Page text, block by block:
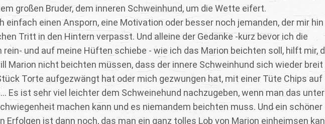
großen Bruder, dem inneren Schweinhund, um die Wette eifert.
einfach einen Ansporn, eine Motivation oder besser noch jemanden, der mir hin
Tritt in den Hintern verpasst. Und alleine der Gedanke -kurz bevor ich die
und auf meine Hüften schiebe - wie ich das Marion beichten soll, hilft mir,
Marion nicht beichten müssen, dass der innere Schweinhund sich wieder breit
Torte aufgezwängt hat oder mich gezwungen hat, mit einer Tüte Chips auf
Es ist sehr viel leichter dem Schweinehund nachzugeben, wenn man das unter
machen kann und es niemandem beichten muss. Und ein schöner
ist dann noch, das man ein ganz tolles Lob von Marion einheimsen